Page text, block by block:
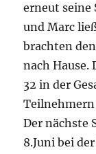
erneut seine
und Marc
brachten
nach Hause.
32 in der
Teilnehmern
Der nächste
8.Juni bei